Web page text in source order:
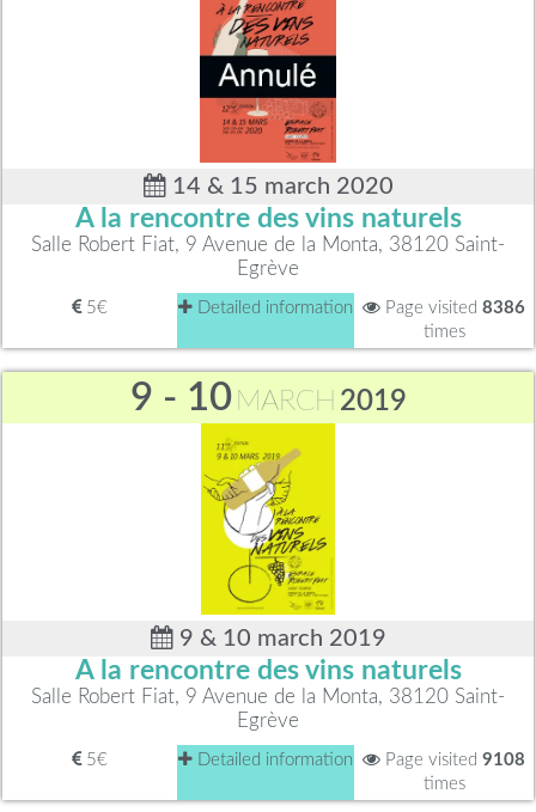
14 & 15 march 2020
A la rencontre des vins naturels
Salle Robert Fiat, 9 Avenue de la Monta, 38120 Saint-
Egrève
5€ Detailed information Page visited 8386
times
9 - 10 MARCH 2019
9 & 10 march 2019
A la rencontre des vins naturels
Salle Robert Fiat, 9 Avenue de la Monta, 38120 Saint-
Egrève
5€ Detailed information Page visited 9108
times